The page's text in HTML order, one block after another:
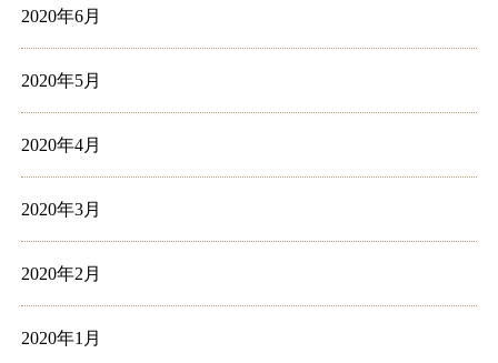
2020年6月
2020年5月
2020年4月
2020年3月
2020年2月
2020年1月